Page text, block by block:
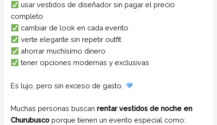
usar vestidos de diseñador sin pagar el precio
completo
cambiar de look en cada evento
verte elegante sin repetir outfit
ahorrar muchísimo dinero
tener opciones modernas y exclusivas
Es lujo, pero sin exceso de gasto.
Muchas personas buscanrentar vestidos de noche en
Churubusco porque tienen un evento especial como: